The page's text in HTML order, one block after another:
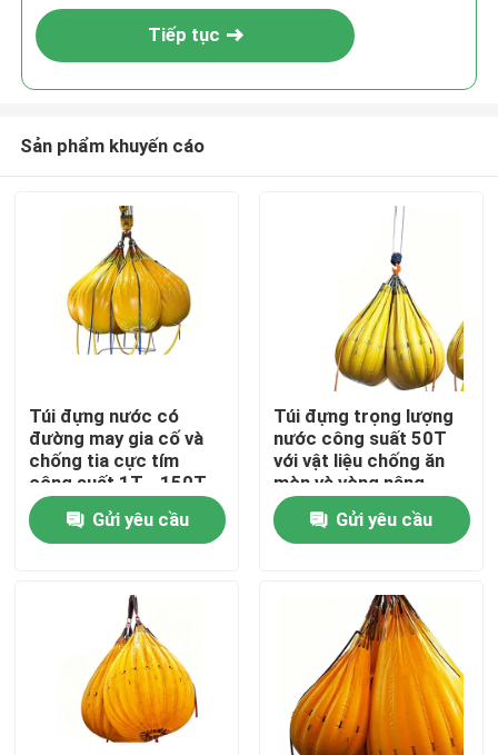
Sản phẩm
Tiếp tục
Sản phẩm khuyến cáo
Túi đựng nước có
đường may gia cố và
chống tia cực tím
công suất 1T - 150T
để kiểm tra tải trọng
công nghiệpGửi yêu cầu
Túi đựng trọng lượng
nước công suất 50T
với vật liệu chống ăn
mòn và vòng nâng
cường độ cao
Gửi yêu cầu